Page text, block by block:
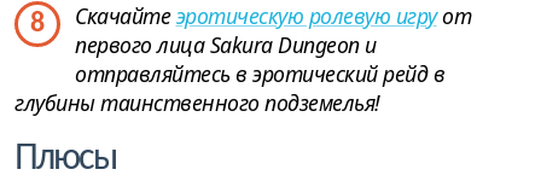
8
Скачайтеэротическую ролевую игруот
первого лица Sakura Dungeon и
отправляйтесь в эротический рейд в
глубины таинственного подземелья!
Плюсы